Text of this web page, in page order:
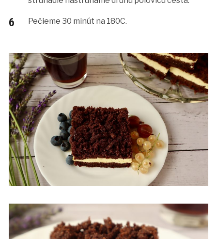
Pečieme 30 minút na 180C.